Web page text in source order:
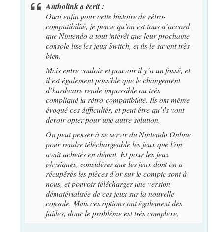
Antholink a écrit :
Ouai enfin pour cette histoire de rétro-
compatibilité, je pense qu’on est tous d’accord
que Nintendo a tout intérêt que leur prochaine
console lise les jeux Switch, et ils le savent très
bien.
Mais entre vouloir et pouvoir il y’a un fossé, et
il est également possible que le changement
d’hardware rende impossible ou très
compliqué la rétro-compatibilité. Ils ont même
évoqué ces difficultés, et peut-être qu’ils vont
devoir opter pour une autre solution.
On peut penser à se servir du Nintendo Online
pour rendre téléchargeable les jeux que l’on
avait achetés en démat. Et pour les jeux
physiques, considérer que les jeux dont on a
récupérés les pièces d’or sur le compte sont à
nous, et pouvoir télécharger une version
dématérialisée de ces jeux sur la nouvelle
console. Mais ces options ont également des
failles, donc le problème est très complexe.